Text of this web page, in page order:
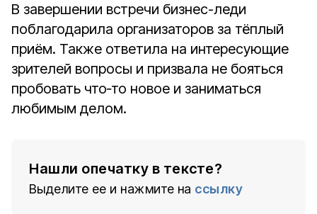
В завершении встречи бизнес-леди
поблагодарила организаторов за тёплый
приём. Также ответила на интересующие
зрителей вопросы и призвала не бояться
пробовать что‑то новое и заниматься
любимым делом.
Нашли опечатку в тексте?
Выделите ее и нажмите на ссылку